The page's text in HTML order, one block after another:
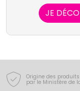
JE
Origine des
par le Ministère de